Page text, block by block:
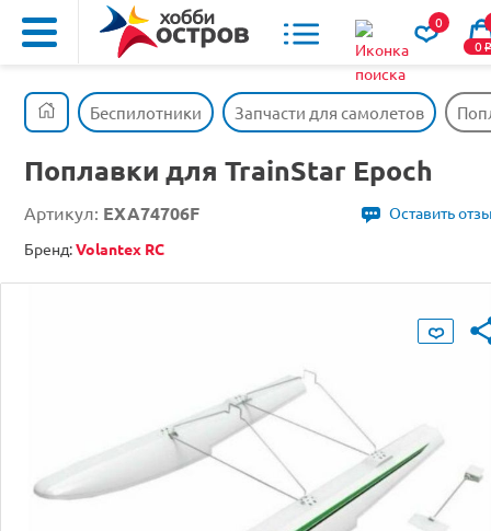
0
0o
Беспилотники Запчасти для самолетов
Поплавки для TrainStar Epoch
Артикул: EXA74706F
Оставить
Бренд:Volantex RC